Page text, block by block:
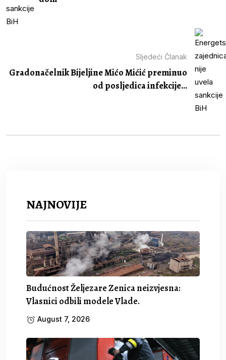
Sljedeći Članak
Gradonačelnik Bijeljine Mićo Mićić preminuo
od posljedica infekcije...
NAJNOVIJE
Budućnost Željezare Zenica neizvjesna:
Vlasnici odbili modele Vlade.
August 7, 2026